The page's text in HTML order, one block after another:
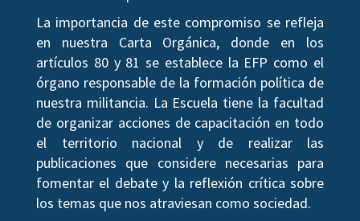
La importancia de este compromiso se refleja
en nuestra Carta Orgánica, donde en los
artículos 80 y 81 se establece la EFP como el
órgano responsable de la formación política de
nuestra militancia. La Escuela tiene la facultad
de organizar acciones de capacitación en todo
el territorio nacional y de realizar las
publicaciones que considere necesarias para
fomentar el debate y la reflexión crítica sobre
los temas que nos atraviesan como sociedad.